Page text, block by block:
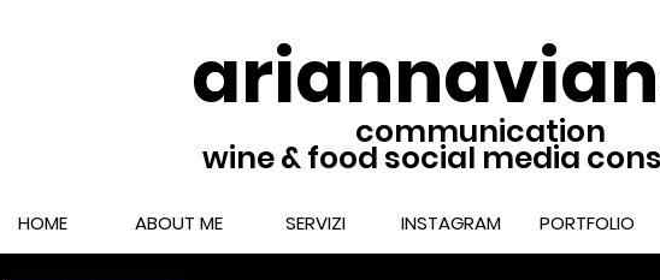
communication
wine & food social media
HOME ABOUT ME SERVIZI INSTAGRAM PORTFOLIO